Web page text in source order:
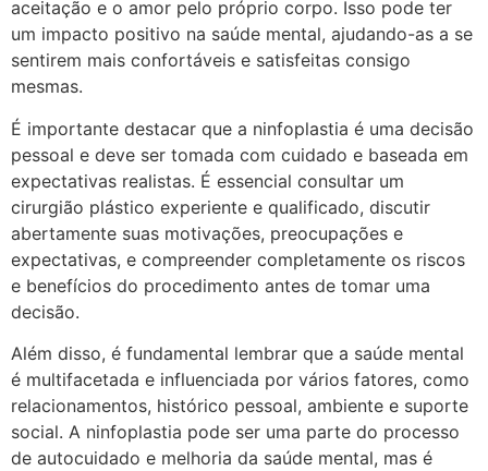
aceitação e o amor pelo próprio corpo. Isso pode ter
um impacto positivo na saúde mental, ajudando-as a se
sentirem mais confortáveis e satisfeitas consigo
mesmas.
É importante destacar que a ninfoplastia é uma decisão
pessoal e deve ser tomada com cuidado e baseada em
expectativas realistas. É essencial consultar um
cirurgião plástico experiente e qualificado, discutir
abertamente suas motivações, preocupações e
expectativas, e compreender completamente os riscos
e benefícios do procedimento antes de tomar uma
decisão.
Além disso, é fundamental lembrar que a saúde mental
é multifacetada e influenciada por vários fatores, como
relacionamentos, histórico pessoal, ambiente e suporte
social. A ninfoplastia pode ser uma parte do processo
de autocuidado e melhoria da saúde mental, mas é